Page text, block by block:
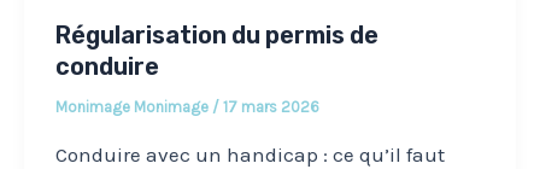
Régularisation du permis de
conduire
Monimage Monimage / 17 mars 2026
Conduire avec un handicap : ce qu’il faut